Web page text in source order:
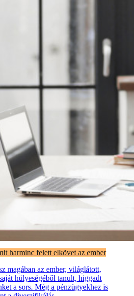
harminc felett elkövet az ember
magában az ember, világlátott,
hülyeségéből tanult, higgadt
a sors. Még a pénzügyekhez is